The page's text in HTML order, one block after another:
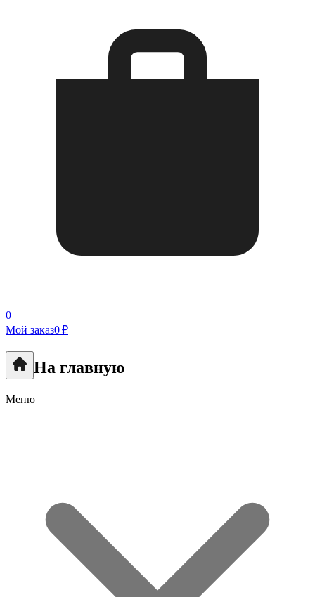
0
Мой заказ0 ₽
На главную
Меню